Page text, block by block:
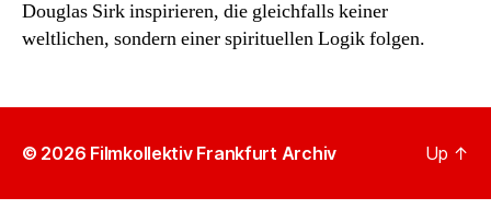
Douglas Sirk inspirieren, die gleichfalls keiner
weltlichen, sondern einer spirituellen Logik folgen.
© 2026 Filmkollektiv Frankfurt Archiv Up ↑